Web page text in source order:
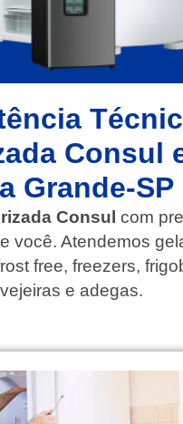
Consul
Grande-SP
Consul com
você. Atendemos
free, freezers,
e adegas.